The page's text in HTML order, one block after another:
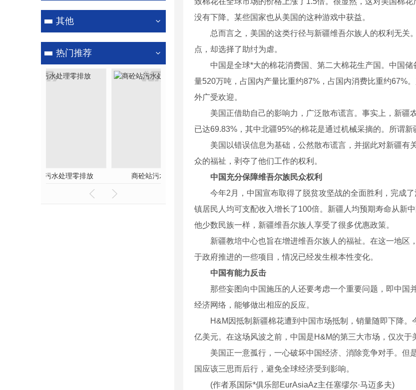
其他
热门推荐
商砼站污水处理零排放 河南沙石分离机生产厂家 河南龙门洗车机生产厂家
没有下降。某些国家也从美国的这种游戏中获益。
总而言之，美国的这类行径与新疆维吾尔族人的权利无关
点，却选择了助纣为虐。
中国是全球*大的棉花消费国、第二大棉花生产国。中国储
量520万吨，占国内产量比重约87%，占国内消费比重约67%
外广受欢迎。
美国正借助自己的影响力，广泛散布谎言。事实上，新疆
已达69.83%，其中北疆95%的棉花是通过机械采摘的。所谓
美国以错误信息为基础，公然散布谎言，并据此对新疆有
众的福祉，剥夺了他们工作的权利。
中国充分保障维吾尔族民众权利
今年2月，中国宣布取得了脱贫攻坚战的全面胜利，完成了
镇居民人均可支配收入增长了100倍。新疆人均预期寿命从新
他少数民族一样，新疆维吾尔族人享受了很多优惠政策。
新疆教培中心也旨在增进维吾尔族人的福祉。在这一地区
于政府推进的一些项目，情况已经发生根本性变化。
中国有能力反击
那些妄图向中国施压的人还要考虑一个重要问题，即中国
经济网络，能够做出相应的反应。
H&M因抵制新疆棉花遭到中国市场抵制，销量随即下降。
亿美元。在这场风波之前，中国是H&M的第三大市场，仅次于
美国正一意孤行，一心破坏中国经济、消除竞争对手。但
国应该三思而后行，避免全球经济受到影响。
(作者系国际*俱乐部EurAsiaAz主任塞缪尔·马迈多夫)